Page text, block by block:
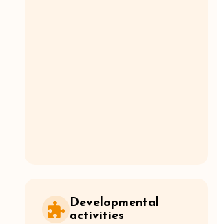
Developmental
activities